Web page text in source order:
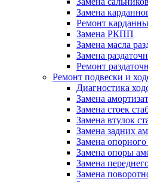
Замена
Ремонт
Замена РКПП
Замена масла
Замена
Ремонт
Ремонт подвески и
Диагностика
Замена
Замена стоек
Замена втулок
Замена задних
Замена
Замена опоры
Замена
Замена